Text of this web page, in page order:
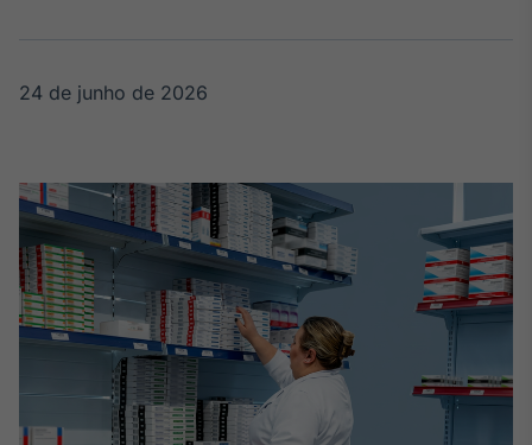
Broadcast
White Label
Plataforma para
conteúdos
personalizados
Soluções de Dados
e Conteúdos
Broadcast
OTC
24 de junho de 2026